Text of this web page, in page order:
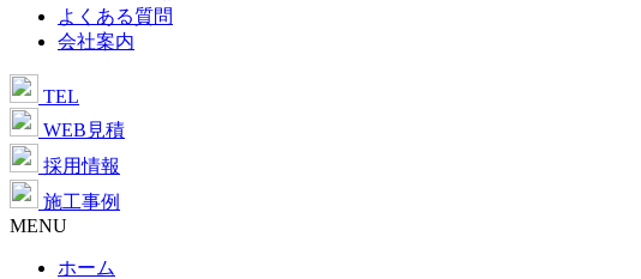
よくある質問
会社案内
TEL
WEB見積
採用情報
施工事例
MENU
ホーム